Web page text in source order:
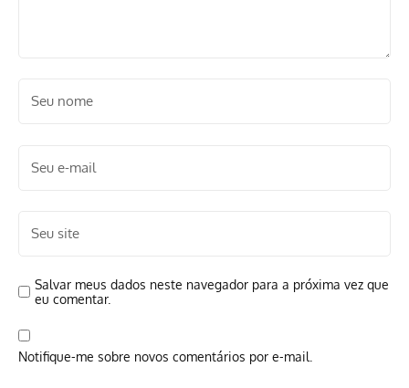
Salvar meus dados neste navegador para a próxima vez que
eu comentar.
Notifique-me sobre novos comentários por e-mail.